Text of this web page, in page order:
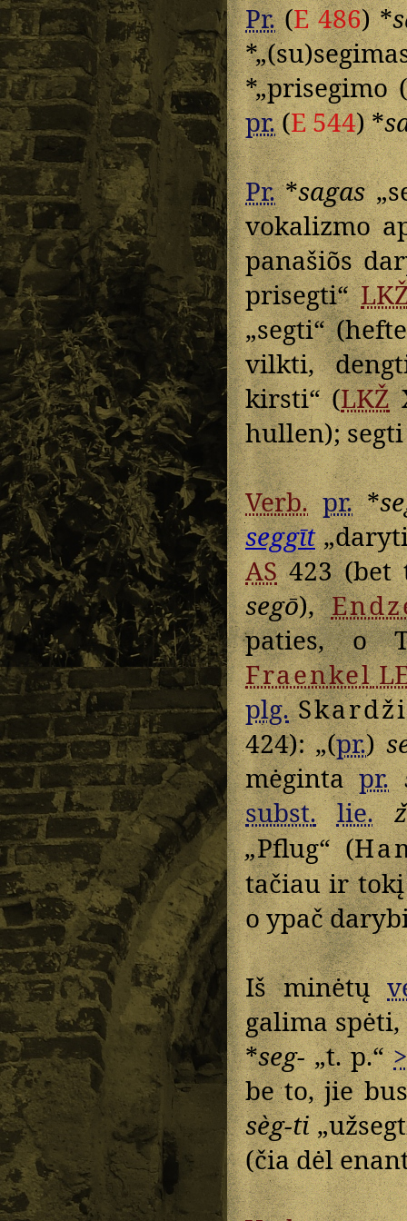
Pr.(E 486) *
pr.(E 544) *
Pr.*sagas
vokalizmo
panašiõs
prisegti“
„segti“
vilkti,
kirsti“ (LKŽ
hullen);
Verb. pr.*
seggīt
AS423 (bet
segō),
paties, o
Fraenkel
plg.
424): „(pr.)
mėgintapr.
subst.
lie.
„Pflug“ (
tačiau ir tokį
o ypač
Iš minėtų
galima
*seg-„t. p.“>
be to, jie
sèg-ti
(čia dėl